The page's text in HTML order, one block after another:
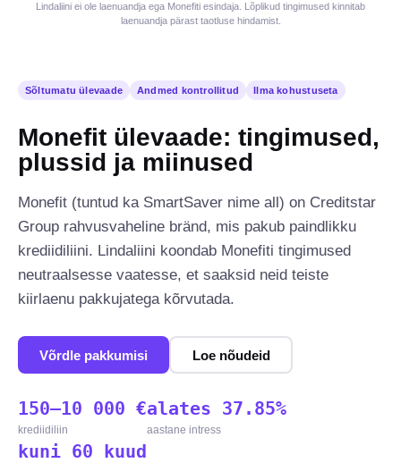
Sõltumatu ülevaade Andmed kontrollitud Ilma kohustuseta
Monefit ülevaade: tingimused,
plussid ja miinused
Monefit (tuntud ka SmartSaver nime all) on Creditstar
Group rahvusvaheline bränd, mis pakub paindlikku
krediidiliini. Lindaliini koondab Monefiti tingimused
neutraalsesse vaatesse, et saaksid neid teiste
kiirlaenu pakkujatega kõrvutada.
Võrdle pakkumisi Loe nõudeid
150–10 000 €
krediidiliin
alates 37.85%
aastane intress
kuni 60 kuud
Lindaliini ei ole laenuandja ega Monefiti esindaja. Lõplikud tingimused kinnitab
laenuandja pärast taotluse hindamist.